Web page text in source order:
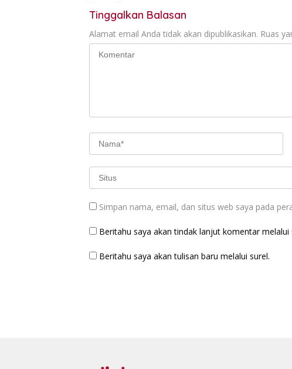
Tinggalkan Balasan
Alamat email Anda tidak akan dipublikasikan. Ruas
Simpan nama, email, dan situs web saya pada
Beritahu saya akan tindak lanjut komentar melalui
Beritahu saya akan tulisan baru melalui surel.